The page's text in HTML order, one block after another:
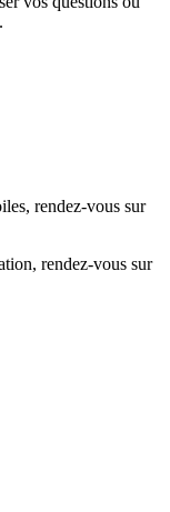
rendez-vous sur
rendez-vous sur